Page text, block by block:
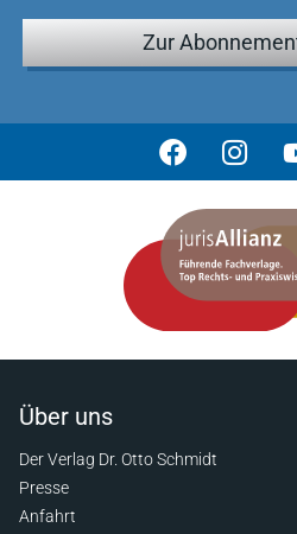
Zur
Über uns
Der Verlag Dr. Otto Schmidt
Presse
Anfahrt